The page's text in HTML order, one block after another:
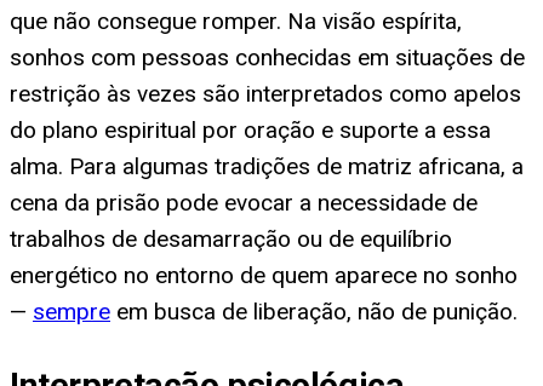
que não consegue romper. Na visão espírita,
sonhos com pessoas conhecidas em situações de
restrição às vezes são interpretados como apelos
do plano espiritual por oração e suporte a essa
alma. Para algumas tradições de matriz africana, a
cena da prisão pode evocar a necessidade de
trabalhos de desamarração ou de equilíbrio
energético no entorno de quem aparece no sonho
— sempre em busca de liberação, não de punição.